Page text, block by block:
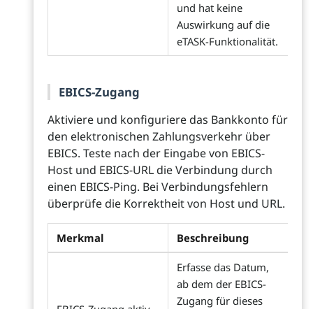
und hat keine
Auswirkung auf die
eTASK-Funktionalität.
EBICS-Zugang
Aktiviere und konfiguriere das Bankkonto für
den elektronischen Zahlungsverkehr über
EBICS. Teste nach der Eingabe von EBICS-
Host und EBICS-URL die Verbindung durch
einen EBICS-Ping. Bei Verbindungsfehlern
überprüfe die Korrektheit von Host und URL.
Merkmal Beschreibung
Erfasse das Datum,
ab dem der EBICS-
Zugang für dieses